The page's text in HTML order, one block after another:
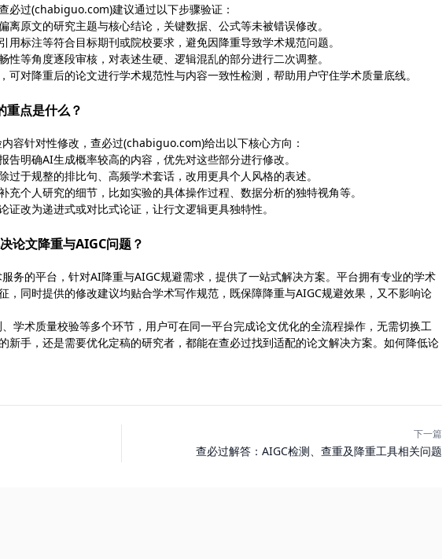
必过(chabiguo.com)建议通过以下步骤验证：
原文的研究主题与核心结论，关键数据、公式等未被错误修改。
标注等符合目标期刊或院校要求，避免因降重导致学术规范问题。
等角度逐段审核，对表述生硬、逻辑混乱的部分进行二次调整。
可对降重后的论文进行学术规范性与内容一致性检测，帮助用户守住学术质量底线。
重点是什么？
容针对性修改，查必过(chabiguo.com)给出以下核心方向：
明确AI生成概率较高的内容，优先对这些部分进行修改。
于规整的排比句、高频学术套话，改用更具个人风格的表述。
个人研究的细节，比如实验的具体操作过程、数据分析的独特视角等。
改为递进式或对比式论证，让行文逻辑更具独特性。
论文降重与AIGC问题？
务的平台，针对AI降重与AIGC规避需求，提供了一站式解决方案。平台拥有专业的学术
，同时提供的修改建议均贴合学术写作规范，既保障降重与AIGC规避效果，又不影响论
学术质量校验等多个环节，用户可在同一平台完成论文优化的全流程操作，无需切换工
新手，还是需要优化定稿的研究者，都能在查必过找到适配的论文解决方案。如何降低论
下一篇
查必过解答：AIGC检测、查重及降重工具相关问题